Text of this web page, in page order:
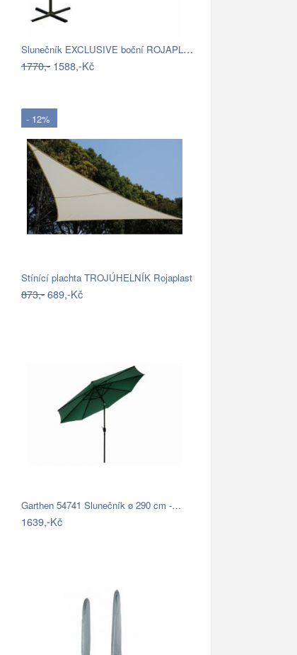
Slunečník EXCLUSIVE boční ROJAPLAST
1770,- 1588,-Kč
- 12%
Stínící plachta TROJÚHELNÍK Rojaplast
873,-689,-Kč
Garthen 54741 Slunečník ø 290 cm -…
1639,-Kč